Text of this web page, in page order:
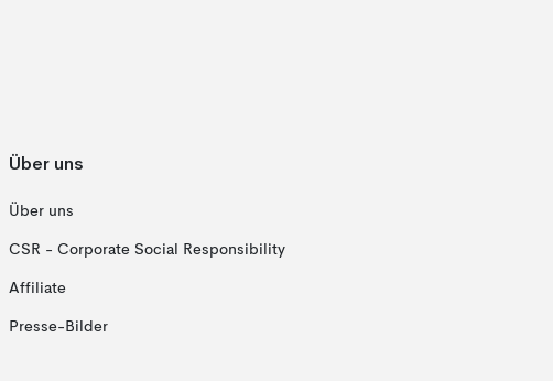
Über uns
Über uns
CSR - Corporate Social Responsibility
Affiliate
Presse-Bilder